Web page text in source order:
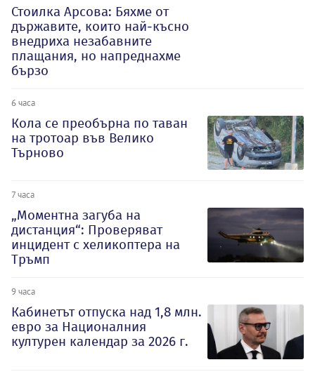
Стоилка Арсова: Бяхме от
държавите, които най-късно
внедриха незабавните
плащания, но напреднахме
бързо
6 часа
Кола се преобърна по таван
на тротоар във Велико
Търново
7 часа
„Моментна загуба на
дистанция“: Проверяват
инцидент с хеликоптера на
Тръмп
9 часа
Кабинетът отпуска над 1,8 млн.
евро за Националния
културен календар за 2026 г.